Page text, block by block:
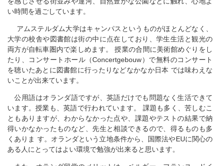
い時間を過ごしています。
アムステルダム大学はキャンパスというものがほとんどなく、
大学の校舎や図書館は街の中に点在しており、学生生活と観光の
両方が自転車圏内で楽しめます。 授業の合間に美術館めぐりをし
たり、コンサートホール（Concertgebouw）で無料のコンサート
を聴いたあとに図書館に行ったりなどなかなか日本 では味わえな
いことが出来ています。
公用語はオランダ語ですが、英語だけでも問題なく生活できて
います。授業も、英語で行われています。 課題も多く、苦しむこ
ともありますが、わからなかった点や、課題やテストの結果で納
得いかなかったものなど、先生と相談できるので、得るものも多
くありま す。オランダという立地条件から、国際法やEUに関心の
ある人にとってはよい環境で勉強が出来ると思います。